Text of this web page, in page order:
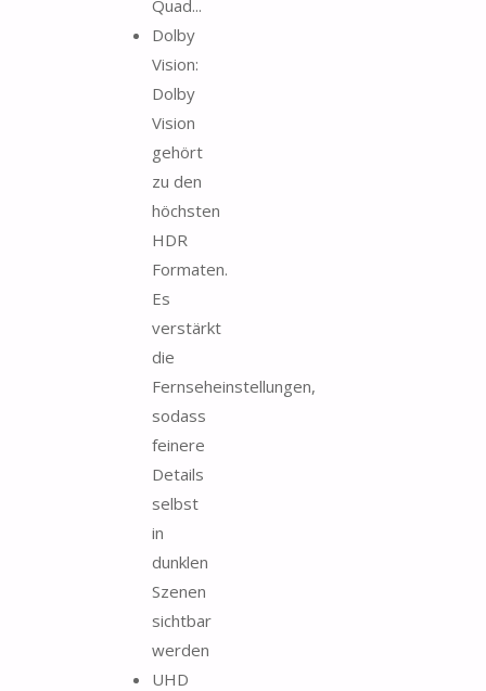
Quad...
Dolby
Vision:
Dolby
Vision
gehört
zu den
höchsten
HDR
Formaten.
Es
verstärkt
die
Fernseheinstellungen,
sodass
feinere
Details
selbst
in
dunklen
Szenen
sichtbar
werden
UHD